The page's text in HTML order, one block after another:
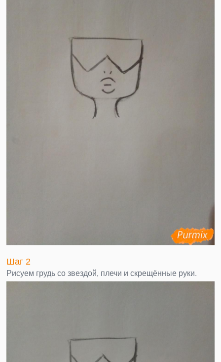
Шаг 2
Рисуем грудь со звездой, плечи и скрещённые руки.